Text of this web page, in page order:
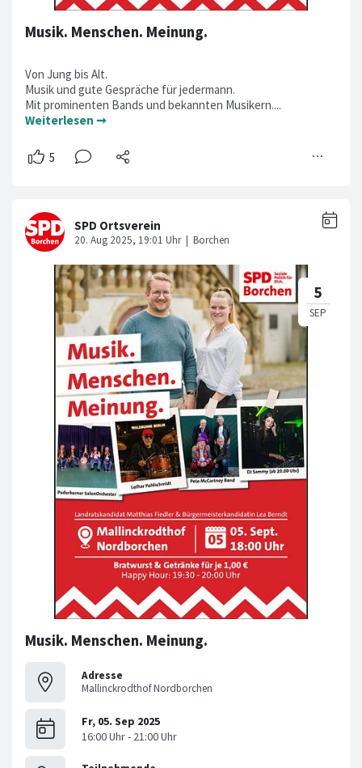
Musik. Menschen. Meinung.
Von Jung bis Alt.
Musik und gute Gespräche für jedermann.
Mit prominenten Bands und bekannten Musikern....
Weiterlesen ➞
Musik. Menschen. Meinung.
Adresse
Mallinckrodthof Nordborchen